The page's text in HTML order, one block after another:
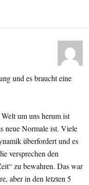
und es braucht eine
um uns herum ist
neue Normale ist. Viele
überfordert und es
versprechen den
zu bewahren. Das war
aber in den letzten 5